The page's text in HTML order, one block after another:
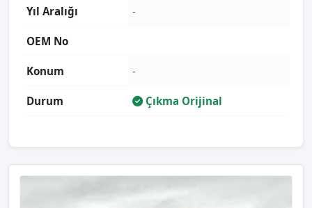
Yıl Aralığı -
OEM No
Konum -
Durum Çıkma Orijinal